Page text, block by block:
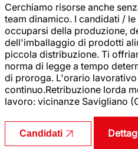
Cerchiamo risorse anche
team dinamico. I candidati /
occuparsi della produzione,
dell'imballaggio di prodotti
piccola distribuzione. Ti
norma di legge a tempo
di proroga. L'orario
continuo.Retribuzione lorda
lavoro: vicinanze Savigliano
Candidati